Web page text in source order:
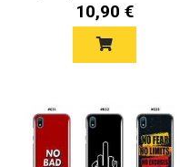
10,90 €